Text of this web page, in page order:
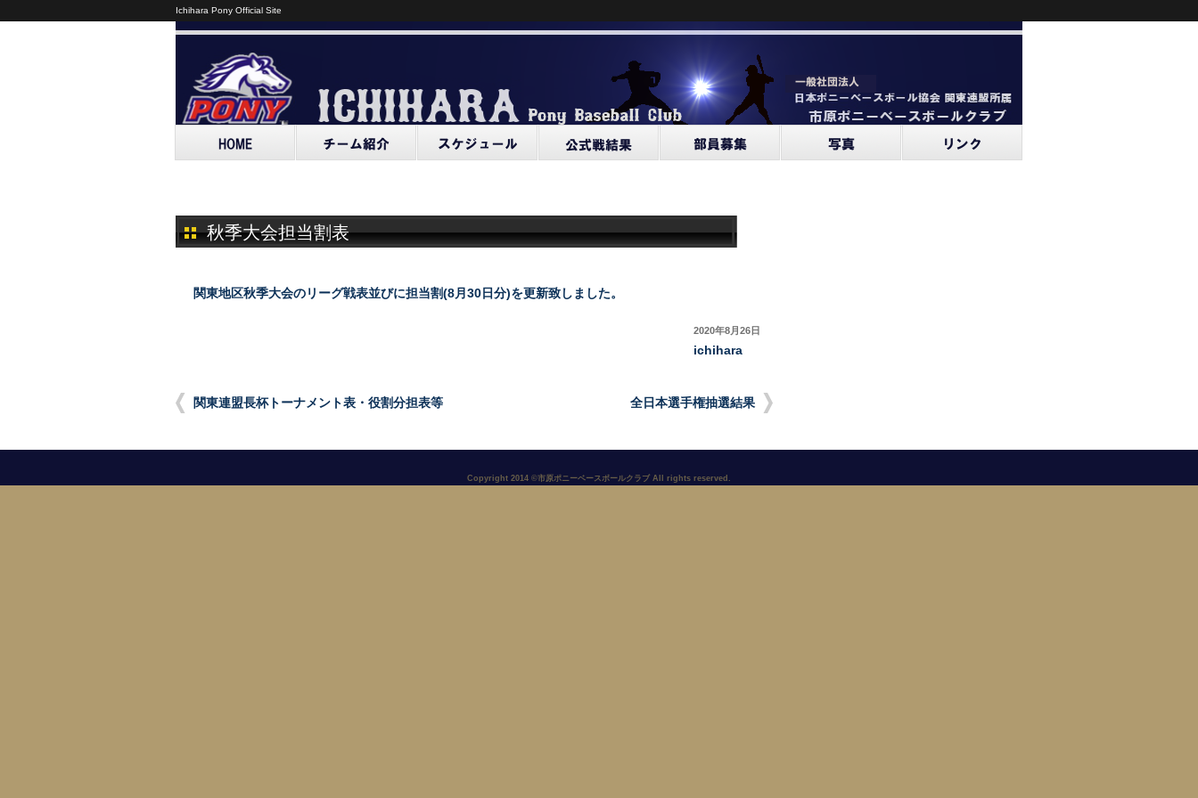
Ichihara Pony Official Site
秋季大会担当割表
関東地区秋季大会のリーグ戦表並びに担当割(8月30日分)を更新致しました。
2020年8月26日
ichihara
関東連盟長杯トーナメント表・役割分担表等 全日本選手権抽選結果
Copyright 2014 ©市原ポニーベースボールクラブ All rights reserved.